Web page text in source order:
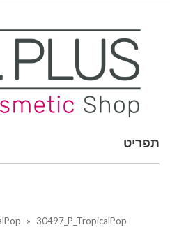
Toggle
תפריט
» 30497_P_TropicalPop